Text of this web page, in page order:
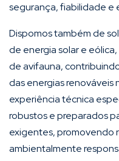
segurança, fiabilidade e
Dispomos também de
de energia solar e
de avifauna,
das energias renováveis
experiência técnica
robustos e preparados
exigentes, promovendo
ambientalmente